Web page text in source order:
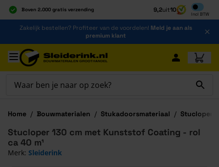
Boven 2.000 gratis verzending
Al 40 jaar dé specialist
Alles onder één dak
9,2uit10
Incl BTW
Inclusief
Ga naar de inhoud
Zakelijk bestellen? Profiteer van de voordelen! Meld je aan als
premium klant
Ga naar hoofdinhoud
Home / Bouwmaterialen / Stukadoorsmateriaal / Stucloper
Stucloper 130 cm met Kunststof Coating - rol
ca 40 m¹
Merk: Sleiderink